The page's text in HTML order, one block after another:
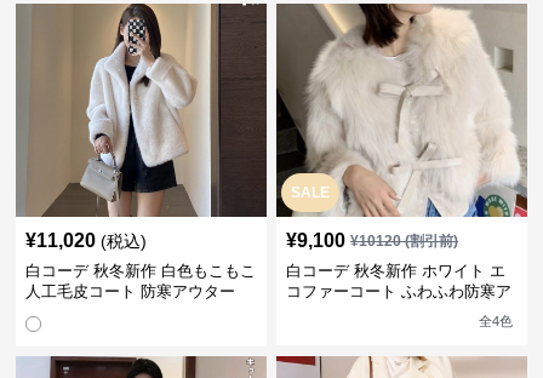
¥11,020 (税込)
白コーデ 秋冬新作 白色もこもこ
人工毛皮コート 防寒アウター
SALE
¥9,100 ¥10120(割引前)
白コーデ 秋冬新作 ホワイト エ
コファーコート ふわふわ防寒ア
全4色